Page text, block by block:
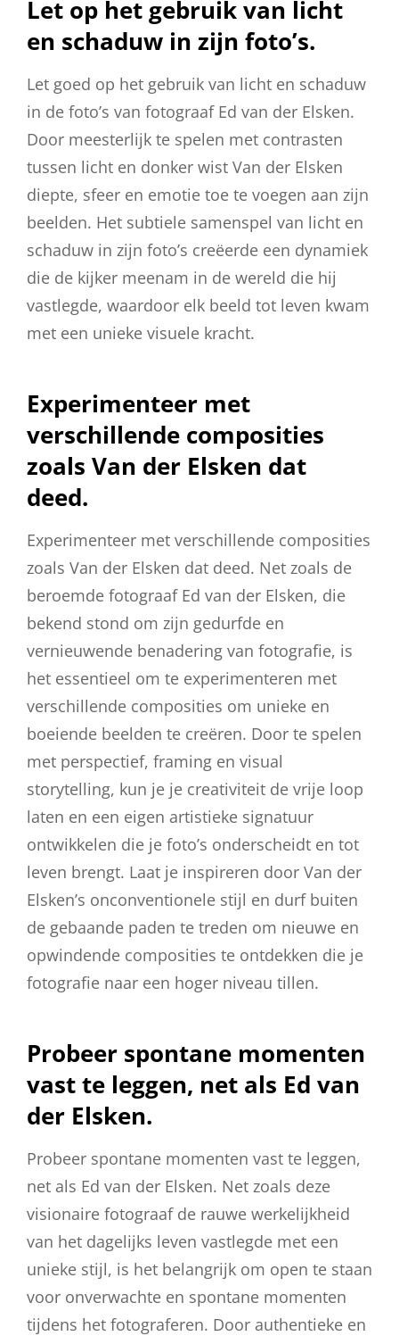
Let op het gebruik van licht
en schaduw in zijn foto’s.
Let goed op het gebruik van licht en schaduw
in de foto’s van fotograaf Ed van der Elsken.
Door meesterlijk te spelen met contrasten
tussen licht en donker wist Van der Elsken
diepte, sfeer en emotie toe te voegen aan zijn
beelden. Het subtiele samenspel van licht en
schaduw in zijn foto’s creëerde een dynamiek
die de kijker meenam in de wereld die hij
vastlegde, waardoor elk beeld tot leven kwam
met een unieke visuele kracht.
Experimenteer met
verschillende composities
zoals Van der Elsken dat
deed.
Experimenteer met verschillende composities
zoals Van der Elsken dat deed. Net zoals de
beroemde fotograaf Ed van der Elsken, die
bekend stond om zijn gedurfde en
vernieuwende benadering van fotografie, is
het essentieel om te experimenteren met
verschillende composities om unieke en
boeiende beelden te creëren. Door te spelen
met perspectief, framing en visual
storytelling, kun je je creativiteit de vrije loop
laten en een eigen artistieke signatuur
ontwikkelen die je foto’s onderscheidt en tot
leven brengt. Laat je inspireren door Van der
Elsken’s onconventionele stijl en durf buiten
de gebaande paden te treden om nieuwe en
opwindende composities te ontdekken die je
fotografie naar een hoger niveau tillen.
Probeer spontane momenten
vast te leggen, net als Ed van
der Elsken.
Probeer spontane momenten vast te leggen,
net als Ed van der Elsken. Net zoals deze
visionaire fotograaf de rauwe werkelijkheid
van het dagelijks leven vastlegde met een
unieke stijl, is het belangrijk om open te staan
voor onverwachte en spontane momenten
tijdens het fotograferen. Door authentieke en